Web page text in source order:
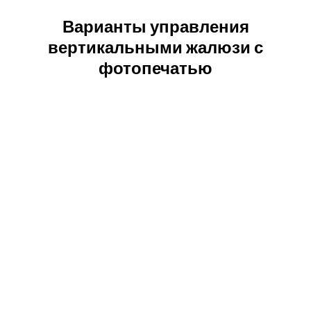
Варианты управления
вертикальными жалюзи с
фотопечатью